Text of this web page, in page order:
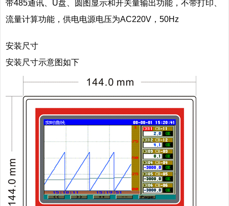
带485通讯、U盘、圆图显示和开关量输出功能，不带打印、
流量计算功能，供电电源电压为AC220V，50Hz
安装尺寸
安装尺寸示意图如下